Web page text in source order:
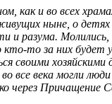
как и во всех
ныне, о
и разума.
кто-то за них
своими
все века могли
через